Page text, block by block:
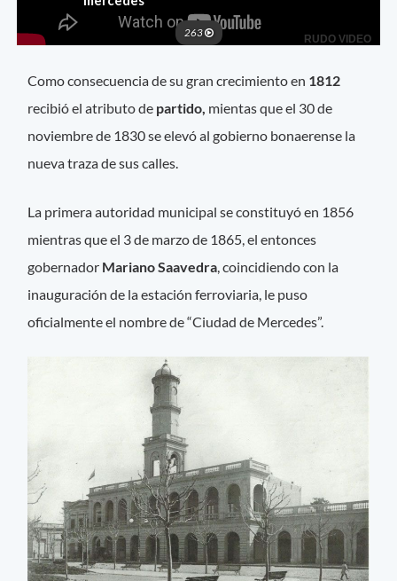
Como consecuencia de su gran crecimiento en 1812
recibió el atributo de partido, mientas que el 30 de
noviembre de 1830 se elevó al gobierno bonaerense la
nueva traza de sus calles.
La primera autoridad municipal se constituyó en 1856
mientras que el 3 de marzo de 1865, el entonces
gobernador Mariano Saavedra, coincidiendo con la
inauguración de la estación ferroviaria, le puso
oficialmente el nombre de “Ciudad de Mercedes”.